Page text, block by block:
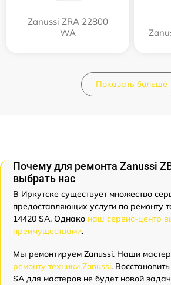
Zanussi ZRA 22800
WA
Показать больше
Почему для ремонта Zanussi
выбрать нас
В Иркутске существует множество
предоставляющих услуги по ремонту
14420 SA. Однако наш сервис-центр
преимуществами.
Мы ремонтируем Zanussi. Наши
ремонту техники Zanussi.
SA для мастеров не будет новой